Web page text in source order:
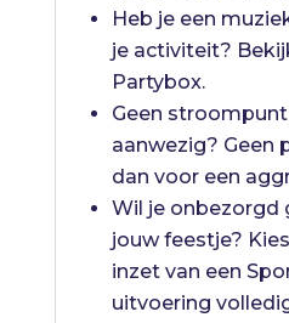
Heb je een
je activiteit?
Partybox.
Geen
aanwezig? Geen
dan voor een
Wil je onbezorgd
jouw feestje?
inzet van een
uitvoering